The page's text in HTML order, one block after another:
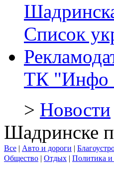
Список
ТК "Инфо
> Новости
Шадринске
Все | Авто и дороги |
Общество | Отдых | Политика и